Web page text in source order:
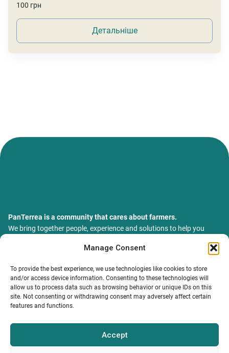
Manage Consent
To provide the best experience, we use technologies like cookies to store
and/or access device information. Consenting to these technologies will
allow us to process data such as browsing behavior or unique IDs on this
site. Not consenting or withdrawing consent may adversely affect certain
features and functions.
Accept
100 грн
Детальніше
PanTerrea is a community that cares about farmers.
We bring together people, experience and solutions to help you
76018, Україна, Івано-Франківський р-н, Івано-Франківська
обл., місто Івано-Франківськ, вулиця Сахарова Академіка,
будинок 23
Catalog
INFORMATION.
Terms and conditions
info@panterrea.com